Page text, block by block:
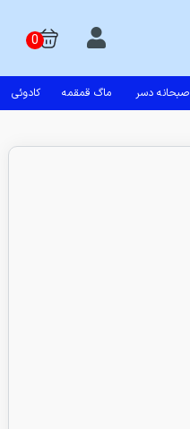
صبحانه دسر ماگ قمقمه کادوئی